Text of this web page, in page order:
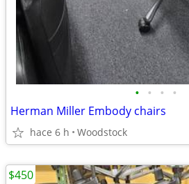
• • • •
Herman Miller Embody chairs
hace 6 h Woodstock
$450